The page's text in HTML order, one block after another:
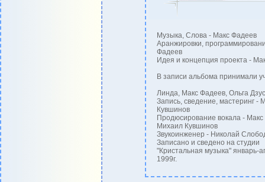
Музыка, Слова - Макс Фадеев
Аранжировки,
Фадеев
Идея и концепция проекта -
В записи альбома принимали
Линда, Макс Фадеев, Ольга
Запись, сведение, мастеринг -
Кувшинов
Продюсирование вокала -
Михаил Кувшинов
Звукоинженер - Николай
Записано и сведено на студии
"Кристальная музыка" январь-
1999г.